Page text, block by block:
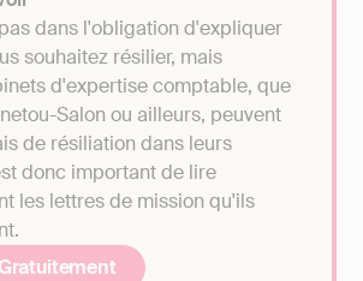
dans l'obligation d'expliquer
souhaitez résilier, mais
d'expertise comptable, que
Salon ou ailleurs, peuvent
de résiliation dans leurs
donc important de lire
les lettres de mission qu'ils